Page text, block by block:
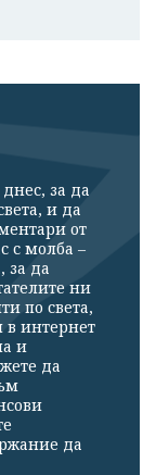
за да
и да
от
с молба –
за да
ни
по света,
в интернет
и
да
да